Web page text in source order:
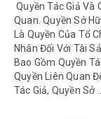
Quyền Tác Giả Và
Quan. Quyền Sở
Là Quyền Của Tổ
Nhân Đối Với Tài
Bao Gồm Quyền
Quyền Liên Quan
Tác Giả, Quyền Sở